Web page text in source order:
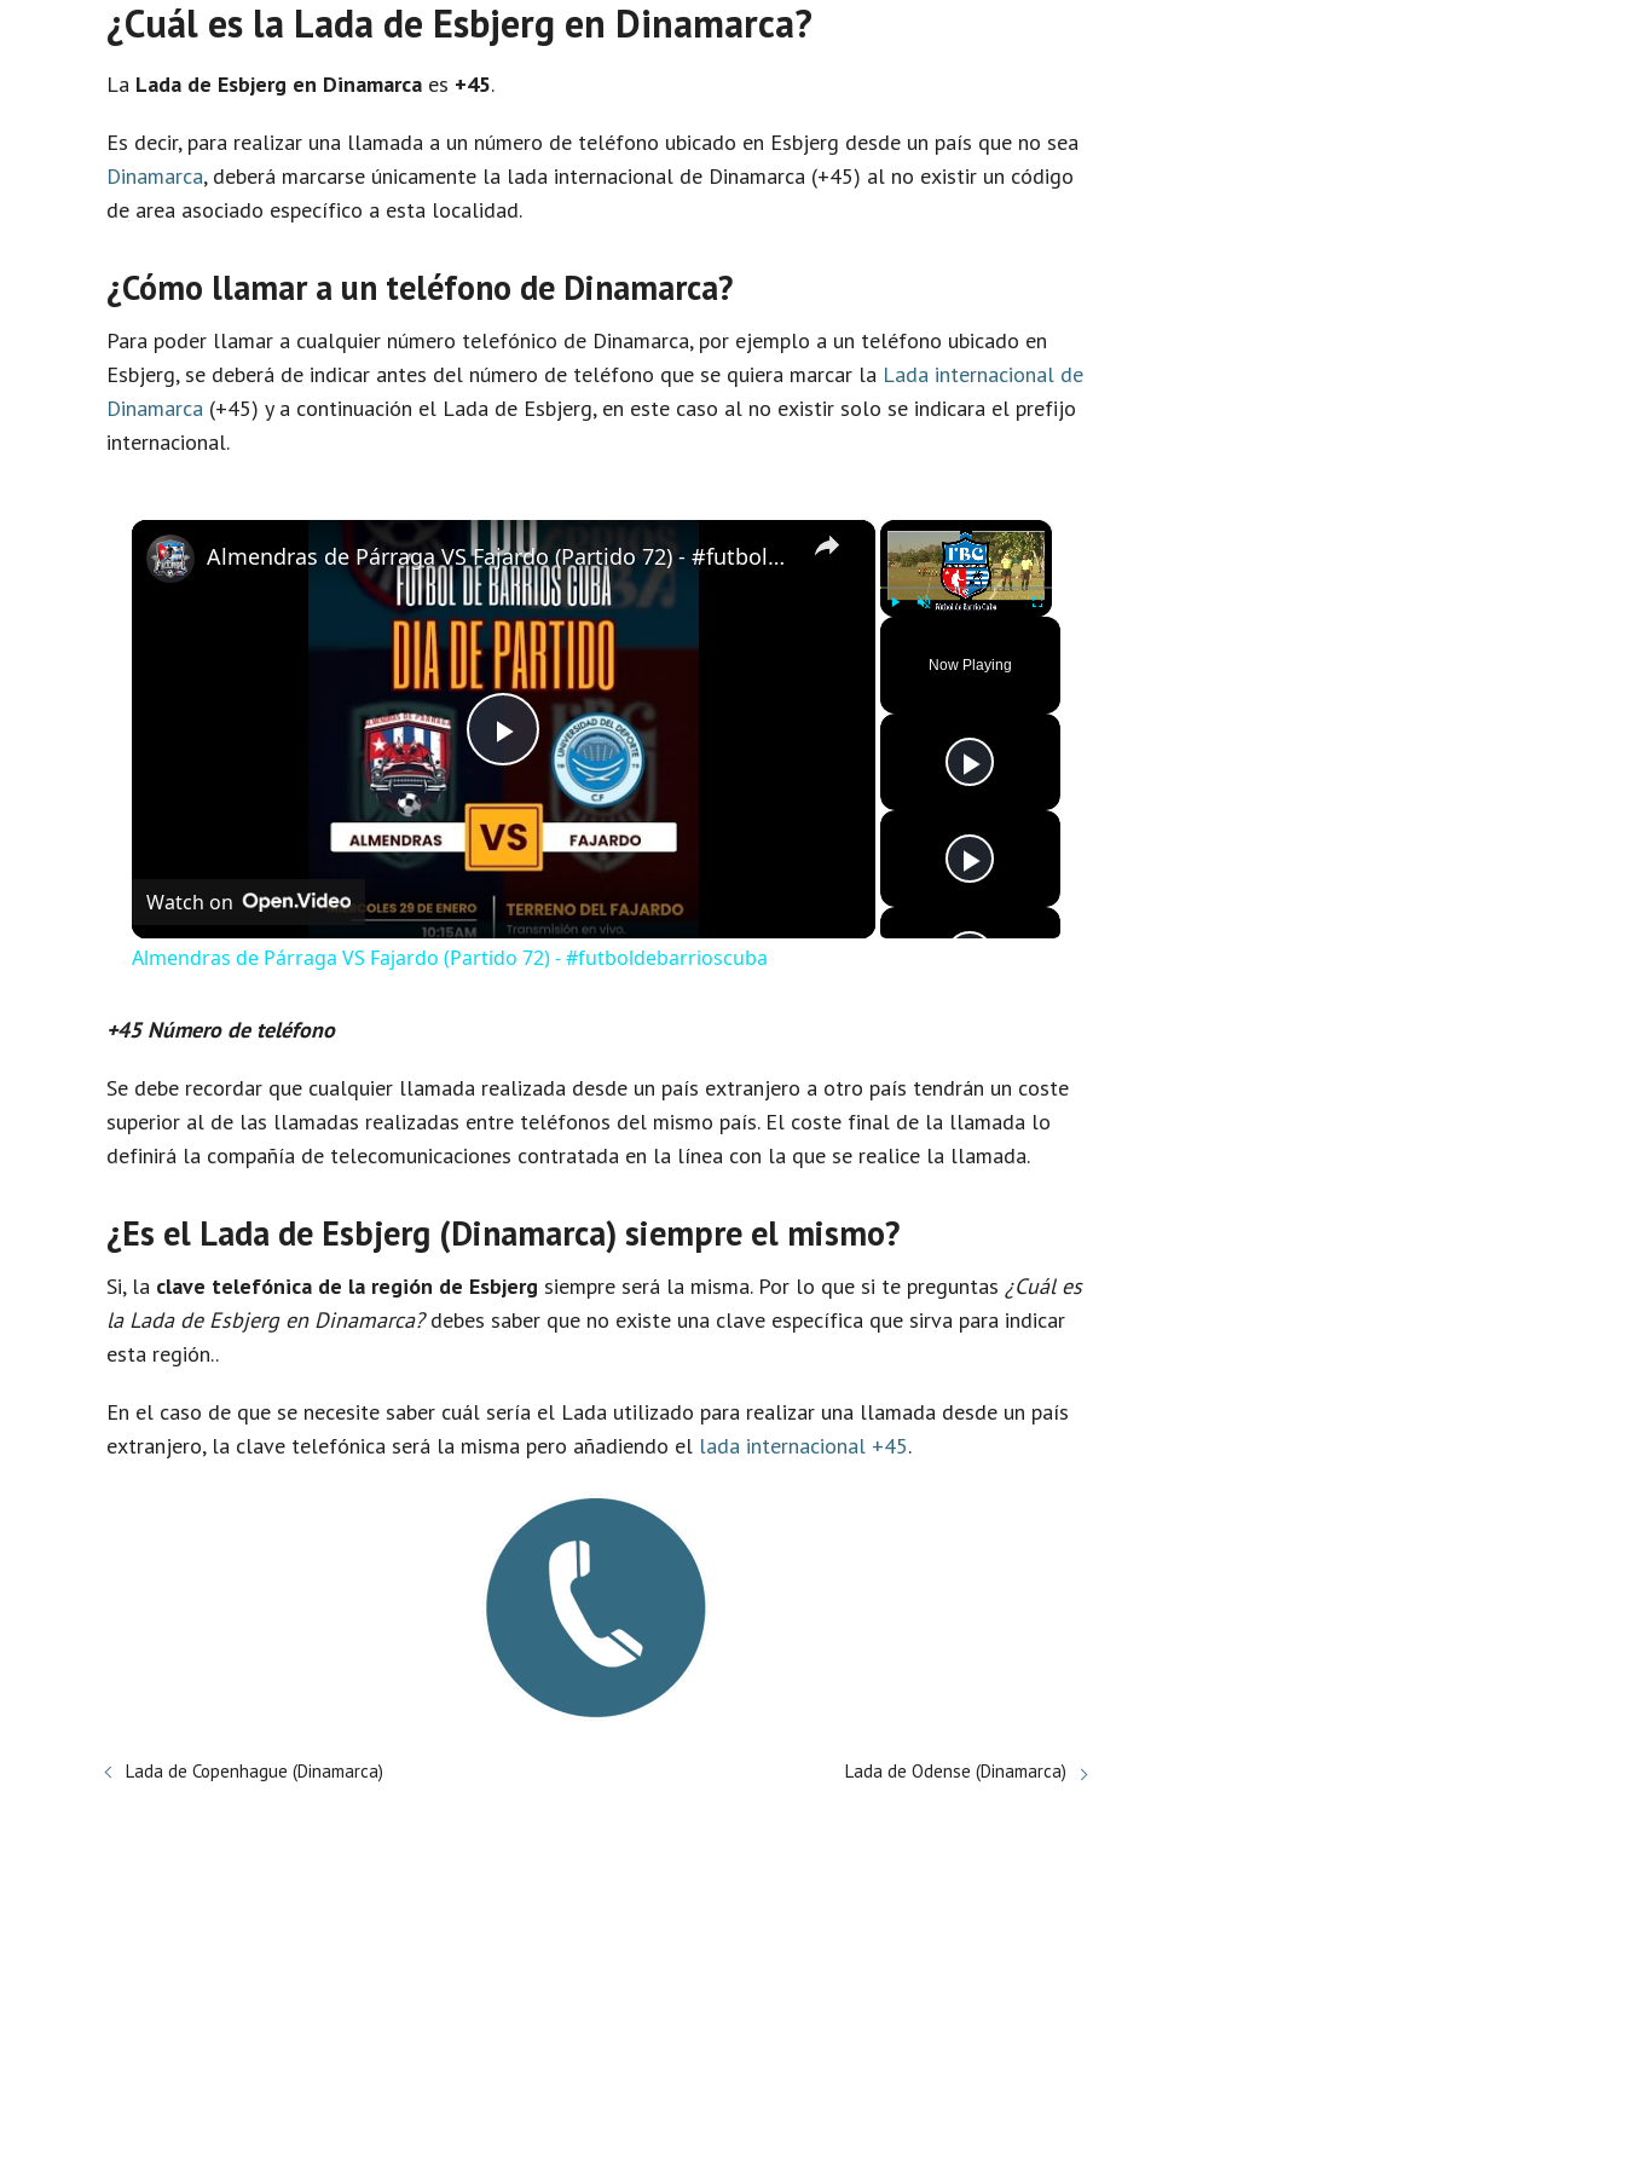
¿Cuál es la Lada de Esbjerg en Dinamarca?
La Lada de Esbjerg en Dinamarca es +45.
Es decir, para realizar una llamada a un número de teléfono ubicado en Esbjerg desde un país que no sea
Dinamarca, deberá marcarse únicamente la lada internacional de Dinamarca (+45) al no existir un código
de area asociado específico a esta localidad.
¿Cómo llamar a un teléfono de Dinamarca?
Para poder llamar a cualquier número telefónico de Dinamarca, por ejemplo a un teléfono ubicado en
Esbjerg, se deberá de indicar antes del número de teléfono que se quiera marcar la Lada internacional de
Dinamarca (+45) y a continuación el Lada de Esbjerg, en este caso al no existir solo se indicara el prefijo
internacional.
×
Fullscreen
Now Playing
×
P
l
a
i
e
Almendras de Párraga VS Fajardo (Partido 72) - #futboldebarrioscuba
Watch on
Almendras de Párraga VS Fajardo (Partido 72) - #futboldebarrioscuba
+45 Número de teléfono
Se debe recordar que cualquier llamada realizada desde un país extranjero a otro país tendrán un coste
superior al de las llamadas realizadas entre teléfonos del mismo país. El coste final de la llamada lo
definirá la compañía de telecomunicaciones contratada en la línea con la que se realice la llamada.
¿Es el Lada de Esbjerg (Dinamarca) siempre el mismo?
Si, la clave telefónica de la región de Esbjerg siempre será la misma. Por lo que si te preguntas ¿Cuál es
la Lada de Esbjerg en Dinamarca?debes saber que no existe una clave específica que sirva para indicar
esta región..
En el caso de que se necesite saber cuál sería el Lada utilizado para realizar una llamada desde un país
extranjero, la clave telefónica será la misma pero añadiendo el lada internacional +45.
Lada de Copenhague (Dinamarca) Lada de Odense (Dinamarca)